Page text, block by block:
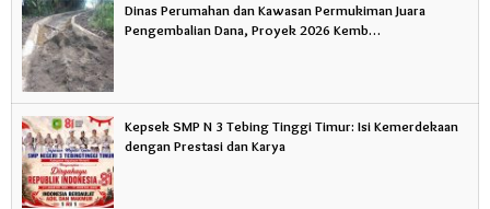
Dinas Perumahan dan Kawasan Permukiman Juara
Pengembalian Dana, Proyek 2026 Kemb…
Kepsek SMP N 3 Tebing Tinggi Timur: Isi Kemerdekaan
dengan Prestasi dan Karya